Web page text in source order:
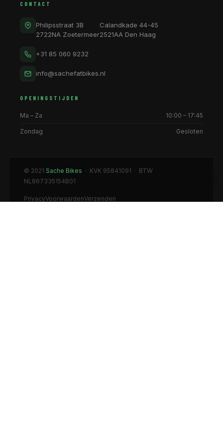
CONTACT
Philipsstraat 3B
2722NA Zoetermeer
Calandkade 44-45
2521AA Den Haag
+31 85 060 9232
info@sachefatbikes.nl
OPENINGSTIJDEN
Ma – Za 10:00 – 17:45
Zondag Gesloten
© 2021 Sache Bikes · KVK 95841091 · BTW
NL867335154B01
PrivacyVoorwaardenVerzenden